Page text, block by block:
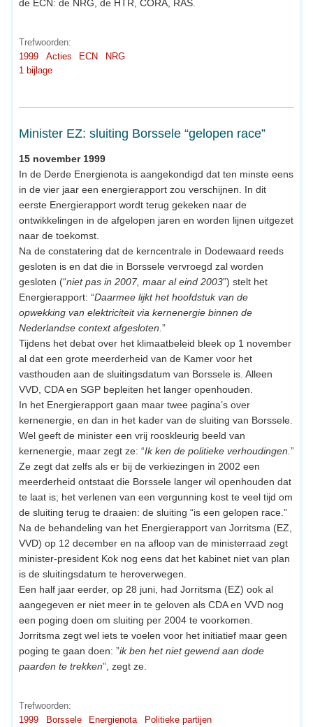
de ECN: de NRG, de HTR, CORA, RAS.
Trefwoorden:
1999
Acties ECN
NRG
1 bijlage
Minister EZ: sluiting Borssele “gelopen race”
15 november 1999
In de Derde Energienota is aangekondigd dat ten minste eens
in de vier jaar een energierapport zou verschijnen. In dit
eerste Energierapport wordt terug gekeken naar de
ontwikkelingen in de afgelopen jaren en worden lijnen uitgezet
naar de toekomst.
Na de constatering dat de kerncentrale in Dodewaard reeds
gesloten is en dat die in Borssele vervroegd zal worden
gesloten (“niet pas in 2007, maar al eind 2003”) stelt het
Energierapport: “Daarmee lijkt het hoofdstuk van de
opwekking van elektriciteit via kernenergie binnen de
Nederlandse context afgesloten. ”
Tijdens het debat over het klimaatbeleid bleek op 1 november
al dat een grote meerderheid van de Kamer voor het
vasthouden aan de sluitingsdatum van Borssele is. Alleen
VVD, CDA en SGP bepleiten het langer openhouden.
In het Energierapport gaan maar twee pagina’s over
kernenergie, en dan in het kader van de sluiting van Borssele.
Wel geeft de minister een vrij rooskleurig beeld van
kernenergie, maar zegt ze: “Ik ken de politieke verhoudingen. ”
Ze zegt dat zelfs als er bij de verkiezingen in 2002 een
meerderheid ontstaat die Borssele langer wil openhouden dat
te laat is; het verlenen van een vergunning kost te veel tijd om
de sluiting terug te draaien: de sluiting “is een gelopen race.”
Na de behandeling van het Energierapport van Jorritsma (EZ,
VVD) op 12 december en na afloop van de ministerraad zegt
minister-president Kok nog eens dat het kabinet niet van plan
is de sluitingsdatum te heroverwegen.
Een half jaar eerder, op 28 juni, had Jorritsma (EZ) ook al
aangegeven er niet meer in te geloven als CDA en VVD nog
een poging doen om sluiting per 2004 te voorkomen.
Jorritsma zegt wel iets te voelen voor het initiatief maar geen
poging te gaan doen: ”ik ben het niet gewend aan dode
paarden te trekken”, zegt ze.
Trefwoorden:
1999
Borssele Energienota
Politieke partijen